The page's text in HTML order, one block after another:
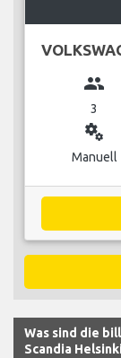
group
3
miscellaneous_services
Manuell
Was sind die
Scandia